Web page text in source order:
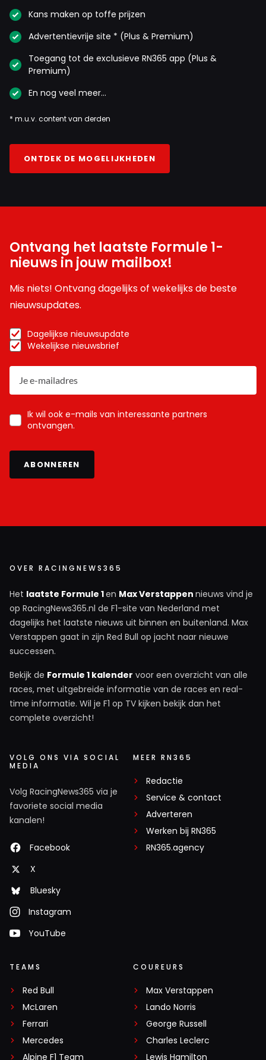
Kans maken op toffe prijzen
Advertentievrije site * (Plus & Premium)
Toegang tot de exclusieve RN365 app (Plus &
Premium)
En nog veel meer…
* m.u.v. content van derden
ONTDEK DE MOGELIJKHEDEN
Ontvang het laatste Formule 1-
nieuws in jouw mailbox!
Mis niets! Ontvang dagelijks of wekelijks de beste
nieuwsupdates.
Dagelijkse nieuwsupdate
Wekelijkse nieuwsbrief
Ik wil ook e-mails van interessante partners
ontvangen.
ABONNEREN
OVER RACINGNEWS365
Het laatste Formule 1en Max Verstappen nieuws vind je
op RacingNews365.nl de F1-site van Nederland met
dagelijks het laatste nieuws uit binnen en buitenland. Max
Verstappen gaat in zijn Red Bull op jacht naar nieuwe
successen.
Bekijk de Formule 1 kalender voor een overzicht van alle
races, met uitgebreide informatie van de races en real-
time informatie. Wil je F1 op TV kijken bekijk dan het
complete overzicht!
VOLG ONS VIA SOCIAL
MEDIA
Volg RacingNews365 via je
favoriete social media
kanalen!
Facebook
X
Bluesky
Instagram
YouTube
MEER RN365
Redactie
Service & contact
Adverteren
Werken bij RN365
RN365.agency
TEAMS
Red Bull
McLaren
Ferrari
Mercedes
Alpine F1 Team
COUREURS
Max Verstappen
Lando Norris
George Russell
Charles Leclerc
Lewis Hamilton